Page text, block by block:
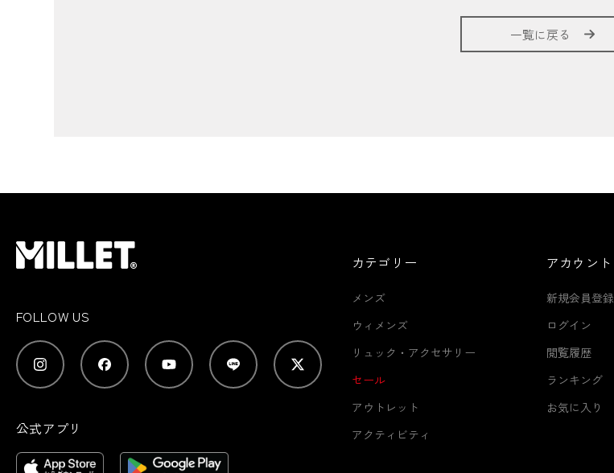
一覧に戻る
FOLLOW US
公式アプリ
カテゴリー
メンズ
ウィメンズ
リュック・アクセサリー
セール
アウトレット
アクティビティ
アカウント
新規会員登録
ログイン
閲覧履歴
ランキング
お気に入り